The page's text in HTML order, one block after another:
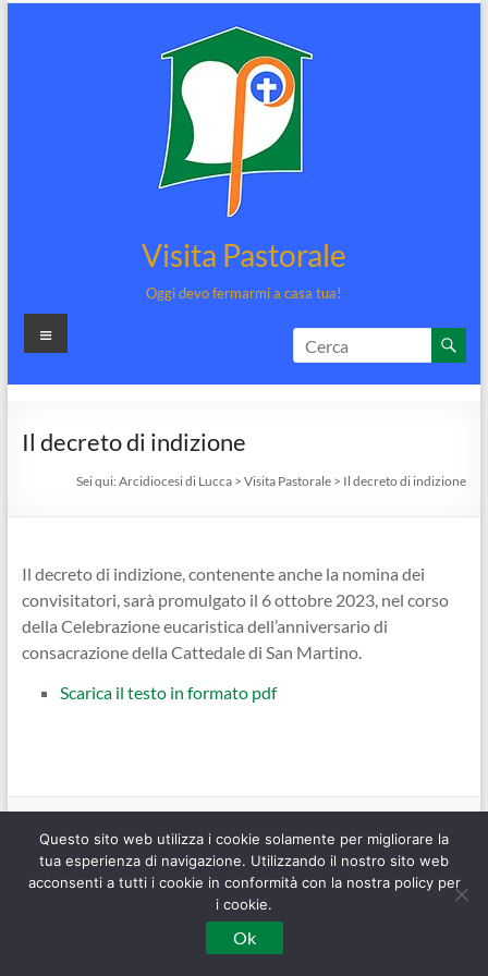
Salta
Visita Pastorale
Oggi devo fermarmi a casa tua!
Menu
Il decreto di indizione
Sei qui: Arcidiocesi di Lucca >Visita Pastorale > Il decreto di indizione
Il decreto di indizione, contenente anche la nomina dei
convisitatori, sarà promulgato il 6 ottobre 2023, nel corso
della Celebrazione eucaristica dell’anniversario di
consacrazione della Cattedale di San Martino.
Scarica il testo in formato pdf
ThemeGrill. Sviluppato da:WordPress.
Questo sito web utilizza i cookie solamente per migliorare la
tua esperienza di navigazione. Utilizzando il nostro sito web
acconsenti a tutti i cookie in conformità con la nostra policy per
i cookie.
Ok